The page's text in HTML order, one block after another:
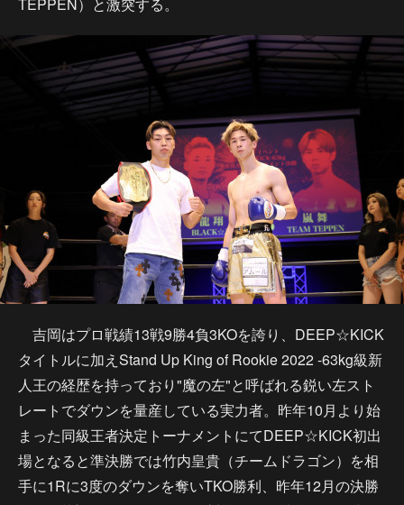
吉岡はプロ戦績13戦9勝4負3KOを誇り、DEEP☆KICK
タイトルに加えStand Up King of Rookie 2022 -63kg級新
人王の経歴を持っており"魔の左"と呼ばれる鋭い左スト
レートでダウンを量産している実力者。昨年10月より始
まった同級王者決定トーナメントにてDEEP☆KICK初出
場となると準決勝では竹内皇貴（チームドラゴン）を相
手に1Rに3度のダウンを奪いTKO勝利、昨年12月の決勝